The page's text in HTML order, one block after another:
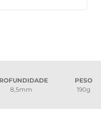
8,5mm
PESO
190g